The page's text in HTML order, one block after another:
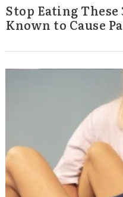
Stop Eating These
Known to Cause